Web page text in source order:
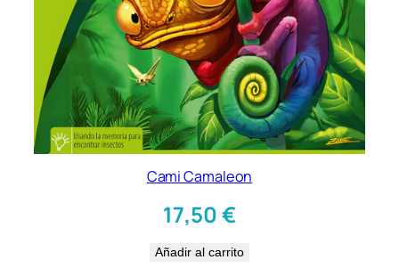
Cami Camaleon
17,50€
Añadir al carrito